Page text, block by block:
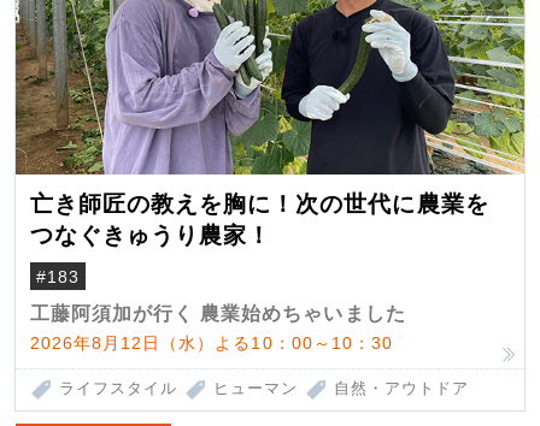
亡き師匠の教えを胸に！次の世代に農業を
つなぐきゅうり農家！
#183
工藤阿須加が行く 農業始めちゃいました
2026年8月12日（水）よる10：00～10：30
ライフスタイル ヒューマン 自然・アウトドア